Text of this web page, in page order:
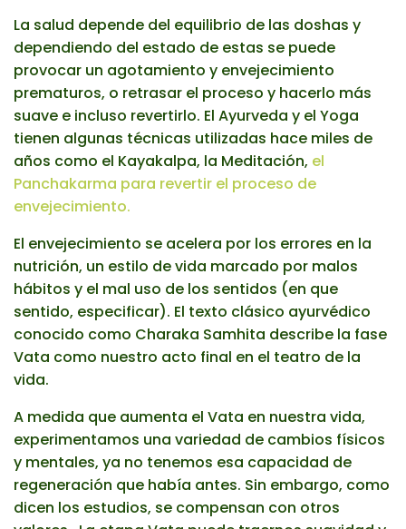
La salud depende del equilibrio de las doshas y
dependiendo del estado de estas se puede
provocar un agotamiento y envejecimiento
prematuros, o retrasar el proceso y hacerlo más
suave e incluso revertirlo. El Ayurveda y el Yoga
tienen algunas técnicas utilizadas hace miles de
años como el Kayakalpa, la Meditación, el
Panchakarma para revertir el proceso de
envejecimiento.
El envejecimiento se acelera por los errores en la
nutrición, un estilo de vida marcado por malos
hábitos y el mal uso de los sentidos (en que
sentido, especificar). El texto clásico ayurvédico
conocido como Charaka Samhita describe la fase
Vata como nuestro acto final en el teatro de la
vida.
A medida que aumenta el Vata en nuestra vida,
experimentamos una variedad de cambios físicos
y mentales, ya no tenemos esa capacidad de
regeneración que había antes. Sin embargo, como
dicen los estudios, se compensan con otros